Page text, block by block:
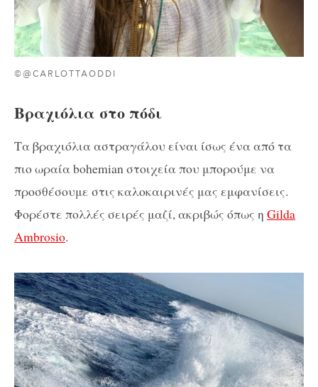
©@CARLOTTAODDI
Bραχιόλια στο πόδι
Τα βραχιόλια αστραγάλου είναι ίσως ένα από τα
πιο ωραία bohemian στοιχεία που μπορούμε να
προσθέσουμε στις καλοκαιρινές μας εμφανίσεις.
Φορέστε πολλές σειρές μαζί, ακριβώς όπως η Gilda
Ambrosio.